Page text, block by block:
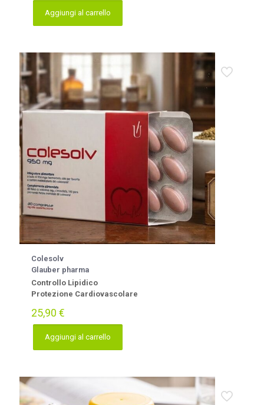
Aggiungi al carrello
Colesolv
Glauber pharma
Controllo Lipidico
Protezione Cardiovascolare
25,90 €
Aggiungi al carrello